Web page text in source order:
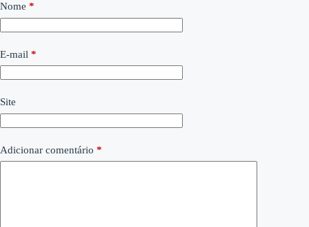
Nome *
E-mail *
Site
Adicionar comentário *